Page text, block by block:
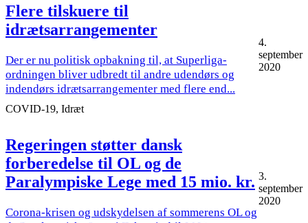
Flere tilskuere til
idrætsarrangementer
Der er nu politisk opbakning til, at Superliga-
ordningen bliver udbredt til andre udendørs og
indendørs idrætsarrangementer med flere end...
COVID-19, Idræt
4.
september
2020
Regeringen støtter dansk
forberedelse til OL og de
Paralympiske Lege med 15 mio. kr.
Corona-krisen og udskydelsen af sommerens OL og
3.
september
2020